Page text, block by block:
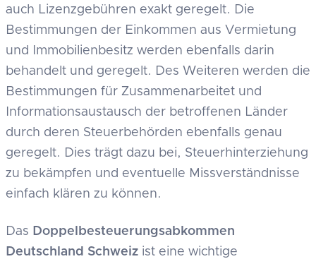
auch Lizenzgebühren exakt geregelt. Die
Bestimmungen der Einkommen aus Vermietung
und Immobilienbesitz werden ebenfalls darin
behandelt und geregelt. Des Weiteren werden die
Bestimmungen für Zusammenarbeitet und
Informationsaustausch der betroffenen Länder
durch deren Steuerbehörden ebenfalls genau
geregelt. Dies trägt dazu bei, Steuerhinterziehung
zu bekämpfen und eventuelle Missverständnisse
einfach klären zu können.
Das Doppelbesteuerungsabkommen
Deutschland Schweiz ist eine wichtige